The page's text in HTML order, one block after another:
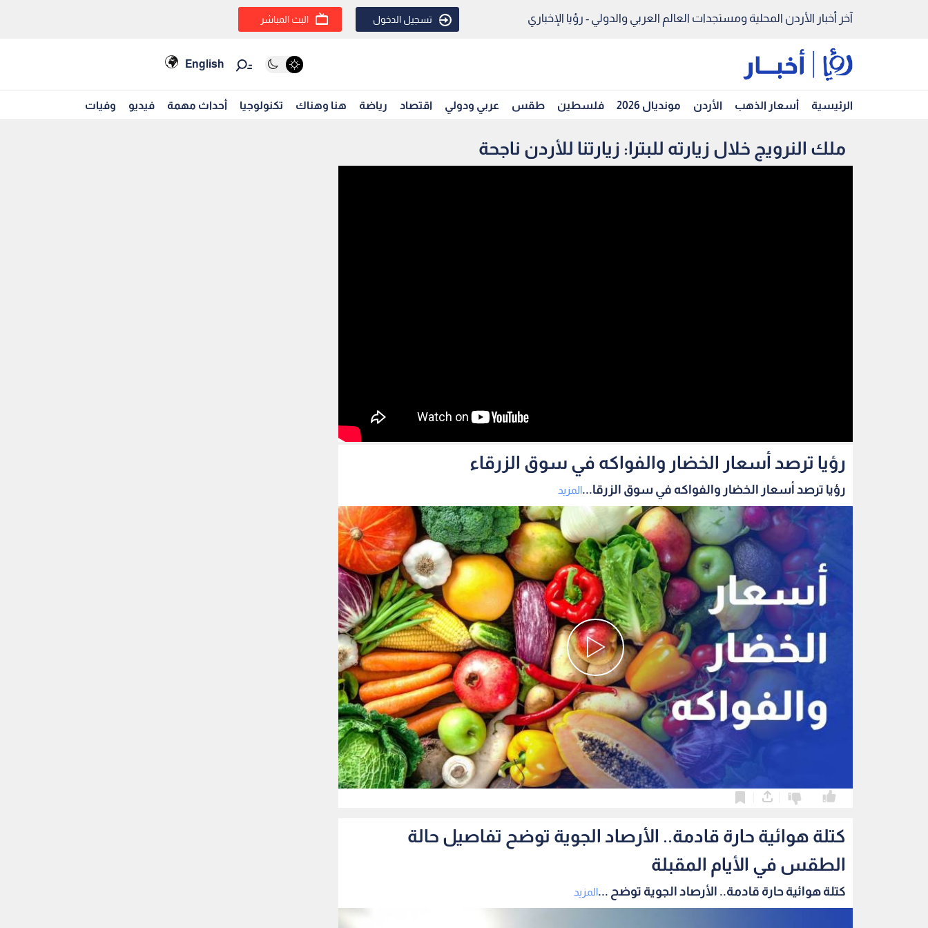
آخر أخبار الأردن المحلية ومستجدات العالم العربي والدولي - رؤيا الإخباري تسجيل الدخول البث المباشر
English
الرئيسية أسعار الذهب الأردن مونديال 2026 فلسطين طقس عربي ودولي اقتصاد رياضة هنا وهناك تكنولوجيا أحداث مهمة فيديو وفيات
ملك النرويج خلال زيارته للبترا: زيارتنا للأردن ناجحة
رؤيا ترصد أسعار الخضار والفواكه في سوق الزرقاء
رؤيا ترصد أسعار الخضار والفواكه في سوق الزرقا...المزيد
كتلة هوائية حارة قادمة.. الأرصاد الجوية توضح تفاصيل حالة
الطقس في الأيام المقبلة
كتلة هوائية حارة قادمة.. الأرصاد الجوية توضح ...المزيد